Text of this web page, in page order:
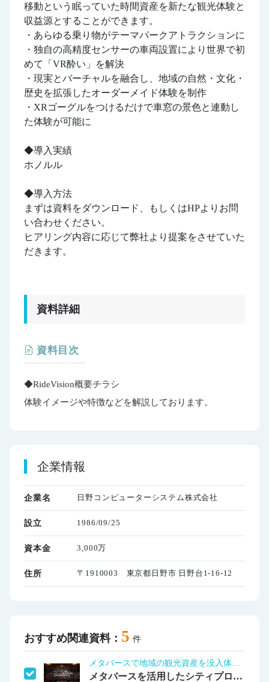
移動という眠っていた時間資産を新たな観光体験と
収益源とすることができます。
・あらゆる乗り物がテーマパークアトラクションに
・独自の高精度センサーの車両設置により世界で初
めて「VR酔い」を解決
・現実とバーチャルを融合し、地域の自然・文化・
歴史を拡張したオーダーメイド体験を制作
・XRゴーグルをつけるだけで車窓の景色と連動し
た体験が可能に
◆導入実績
ホノルル
◆導入方法
まずは資料をダウンロード、もしくはHPよりお問
い合わせください。
ヒアリング内容に応じて弊社より提案をさせていた
だきます。
資料詳細
資料目次
◆RideVision概要チラシ
体験イメージや特徴などを解説しております。
企業情報
企業名 日野コンピューターシステム株式会社
設立 1986/09/25
資本金 3,000万
住所 〒1910003 東京都日野市 日野台1-16-12
おすすめ関連資料： 5 件
メタバースを活用したシティプロモーション